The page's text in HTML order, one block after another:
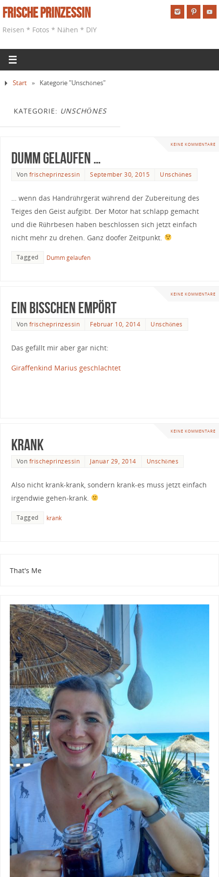
Frische Prinzessin
Reisen * Fotos * Nähen * DIY
Start » Kategorie "Unschönes"
KATEGORIE: UNSCHÖNES
KEINE KOMMENTARE
Dumm gelaufen …
Von frischeprinzessin September 30, 2015 Unschönes
… wenn das Handrührgerät während der Zubereitung des
Teiges den Geist aufgibt. Der Motor hat schlapp gemacht
und die Rührbesen haben beschlossen sich jetzt einfach
nicht mehr zu drehen. Ganz doofer Zeitpunkt.
Tagged Dumm gelaufen
KEINE KOMMENTARE
Ein bisschen empört
Von frischeprinzessin Februar 10, 2014 Unschönes
Das gefällt mir aber gar nicht:
Giraffenkind Marius geschlachtet
KEINE KOMMENTARE
Krank
Von frischeprinzessin Januar 29, 2014 Unschönes
Also nicht krank-krank, sondern krank-es muss jetzt einfach
irgendwie gehen-krank.
Tagged krank
That's Me